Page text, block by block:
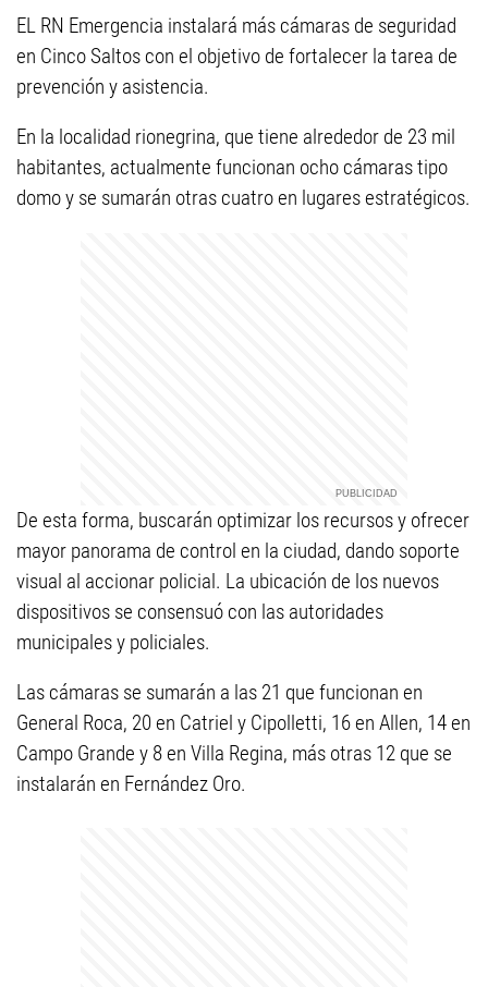
EL RN Emergencia instalará más cámaras de seguridad
en Cinco Saltos con el objetivo de fortalecer la tarea de
prevención y asistencia.
En la localidad rionegrina, que tiene alrededor de 23 mil
habitantes, actualmente funcionan ocho cámaras tipo
domo y se sumarán otras cuatro en lugares estratégicos.
De esta forma, buscarán optimizar los recursos y ofrecer
mayor panorama de control en la ciudad, dando soporte
visual al accionar policial. La ubicación de los nuevos
dispositivos se consensuó con las autoridades
municipales y policiales.
Las cámaras se sumarán a las 21 que funcionan en
General Roca, 20 en Catriel y Cipolletti, 16 en Allen, 14 en
Campo Grande y 8 en Villa Regina, más otras 12 que se
instalarán en Fernández Oro.